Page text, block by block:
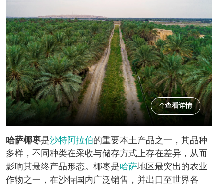
查看详情
哈萨椰枣是沙特阿拉伯的重要本土产品之一，其品种
多样，不同种类在采收与储存方式上存在差异，从而
影响其最终产品形态。椰枣是哈萨地区最突出的农业
作物之一，在沙特国内广泛销售，并出口至世界各